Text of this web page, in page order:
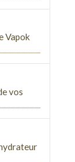
Vapok
vos